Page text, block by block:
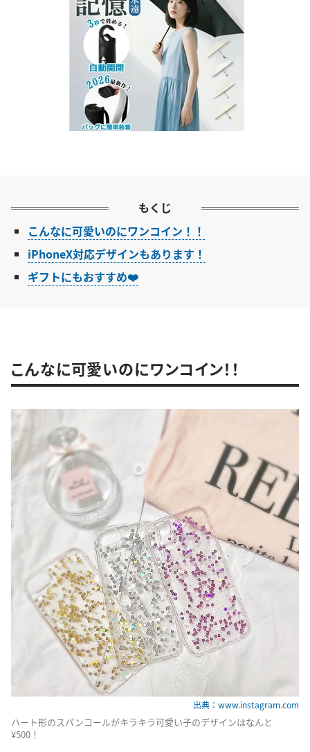
もくじ
こんなに可愛いのにワンコイン！！
iPhoneX対応デザインもあります！
ギフトにもおすすめ❤️
こんなに可愛いのにワンコイン！！
出典：www.instagram.com
ハート形のスパンコールがキラキラ可愛い子のデザインはなんと
¥500！